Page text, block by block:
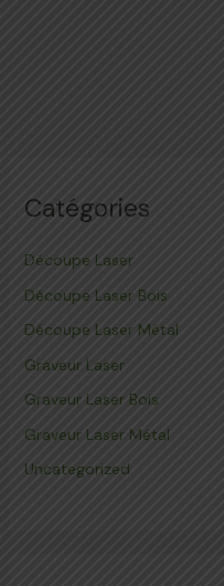
Catégories
Découpe Laser
Découpe Laser Bois
Découpe Laser Métal
Graveur Laser
Graveur Laser Bois
Graveur Laser Métal
Uncategorized